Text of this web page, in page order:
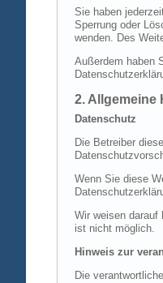
Sie haben
Sperrung oder
wenden. Des
Außerdem haben
2. Allgemeine
Datenschutz
Die Betreiber
Wenn Sie diese
Wir weisen
ist nicht möglich.
Hinweis zur
Die